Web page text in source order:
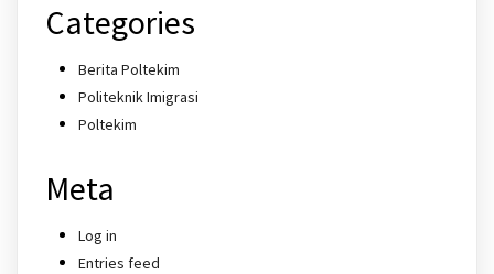
Categories
Berita Poltekim
Politeknik Imigrasi
Poltekim
Meta
Log in
Entries feed